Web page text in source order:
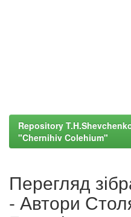
Repository
"Chernihiv Colehium"
Перегляд
- Автори